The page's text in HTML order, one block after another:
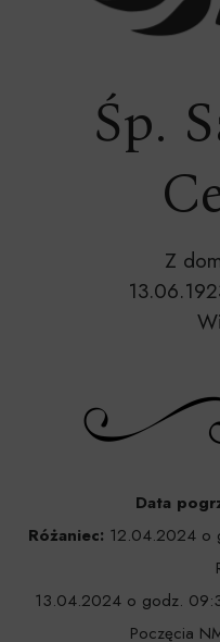
Śp.
Z
Data
Różaniec: 12.04.2024 o
13.04.2024 o godz.
Poczęcia